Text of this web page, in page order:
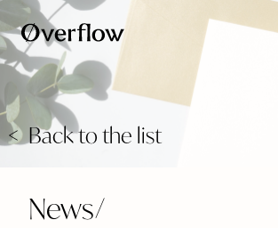
Back to the list
News